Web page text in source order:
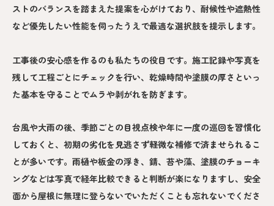
ストのバランスを踏まえた提案を心がけており、耐候性や遮熱性
など優先したい性能を伺ったうえで最適な選択肢を提示します。
工事後の安心感を作るのも私たちの役目です。施工記録や写真を
残して工程ごとにチェックを行い、乾燥時間や塗膜の厚さといっ
た基本を守ることでムラや剥がれを防ぎます。
台風や大雨の後、季節ごとの目視点検や年に一度の巡回を習慣化
しておくと、初期の劣化を見逃さず軽微な補修で済ませられるこ
とが多いです。雨樋や板金の浮き、錆、苔や藻、塗膜のチョーキ
ングなどは写真で経年比較できると判断が楽になりますし、安全
面から屋根に無理に登らないでいただくことも忘れないでくださ